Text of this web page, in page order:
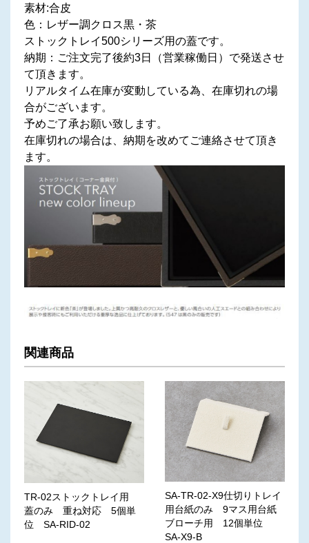
素材:合皮
色：レザー調クロス黒・茶
ストックトレイ500シリーズ用の蓋です。
納期：ご注文完了後約3日（営業稼働日）で発送させ
て頂きます。
リアルタイム在庫が変動している為、在庫切れの場
合がございます。
予めご了承お願い致します。
在庫切れの場合は、納期を改めてご連絡させて頂き
ます。
関連商品
TR-02ストックトレイ用
蓋のみ 重ね対応 5個単
位 SA-RID-02
SA-TR-02-X9仕切りトレイ
用台紙のみ 9マス用台紙
ブローチ用 12個単位
SA-X9-B